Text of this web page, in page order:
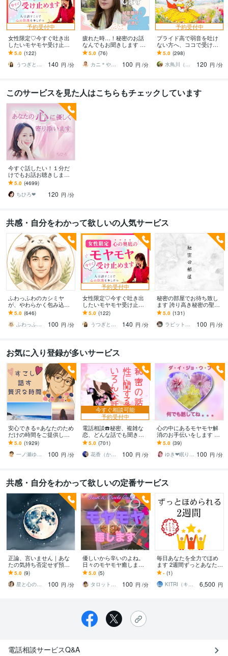
予約受付中
女性限定♡今すぐ吐き出
したいモヤモヤ受け止め
ます 否定せず優しく寄り
添います♪たまった想いを
吐き出して心に余白
5.0 (122)
うつぎともこ（けんちゃんママ♪）
140 円 /分
疲れた時…！秘密のお話
なんでもお聞きします 言
いにくい話/誰にも言えな
いこと/割り切れないきも
ち
5.0 (76)
カニ＊やわらかまごころ検定1級
100 円 /分
予約受付中
プライド高で弱音を吐け
ない方へ、ココで受け止
めます 泣き言はプライド
が許さない…ぶっちゃけ
話してスッキリ爽快！！
5.0 (298)
水鳥川（みどりかわ）るい
120 円 /分
このサービスを見た人はこちらもチェックしています
今すぐ話したい！１分だ
けでもお話お聴きします
秘密でも、悩みでも、甘
えたいな～でも何でもOK
です♪
5.0 (4699)
ちひろ❤
120 円 /分
共感・自分をわかって欲しいの人気サービス
ふわっふわのカシミヤ
が、やわらかく包み込み
ます ☘️もふもふに包まれ
て、心、ほどける☘️
5.0 (646)
ふわっふわのカシミヤ
100 円 /分
予約受付中
女性限定♡今すぐ吐き出
したいモヤモヤ受け止め
ます 否定せず優しく寄り
添います♪たまった想いを
吐き出して心に余白
5.0 (122)
うつぎともこ（けんちゃんママ♪）
140 円 /分
秘密の部屋でお待ち致し
ます 誇り高き秘密の聖地
へようこそ！
5.0 (131)
ラビット赤石
100 円 /分
お気に入り登録が多いサービス
安心できる⭐️あなたのため
だけの時間をご提供しま
す HSPの私があなたを全
力で受け止めます。緊張
なんていらない。
5.0 (1929)
一ノ瀬ゆう★実績１０年の安心できる聞き手
100 円 /分
今すぐ相談可能
予約受付中
電話相談☎️秘密、複雑な
恋、どんな話でも聞きま
す あなたの思い全て受け
止めます！誰にも話せな
い方にお勧めです！
5.0 (701)
花香（かこ）
100 円 /分
心の中にあるモヤモヤ解
消のお手伝いをします ✨H
SPの私があなたの心に寄
り添い優しく受けとめま
すꕤ
5.0 (39)
ゆき❤眠り姫カウンセラー 100 円 /分
共感・自分をわかって欲しいの定番サービス
正論、言いません｜あな
たの気持ち否定せず預か
ります ジャッジせず、そ
のままの気持ちを話して
いい電話相談
5.0 (9)
星と心のセラピスト✧ Asami
100 円 /分
優しいから辛いのよね。
日々のモヤモヤ癒します
お話し聞かせて♡あなた
を笑顔にします♡
5.0 (5)
タロット占い♡藍子♡
100 円 /分
毎日あなたを全力でほめ
ます 2週間ずっとあなたの
味方！【自己肯定感】メ
ッセージ届けます
- (1)
KITRI（キトリ）
6,500 円
電話相談サービスQ&A